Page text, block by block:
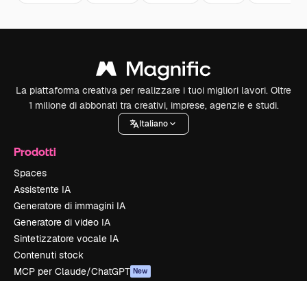
La piattaforma creativa per realizzare i tuoi migliori lavori. Oltre
1 milione di abbonati tra creativi, imprese, agenzie e studi.
Italiano
Prodotti
Spaces
Assistente IA
Generatore di immagini IA
Generatore di video IA
Sintetizzatore vocale IA
Contenuti stock
MCP per Claude/ChatGPT New